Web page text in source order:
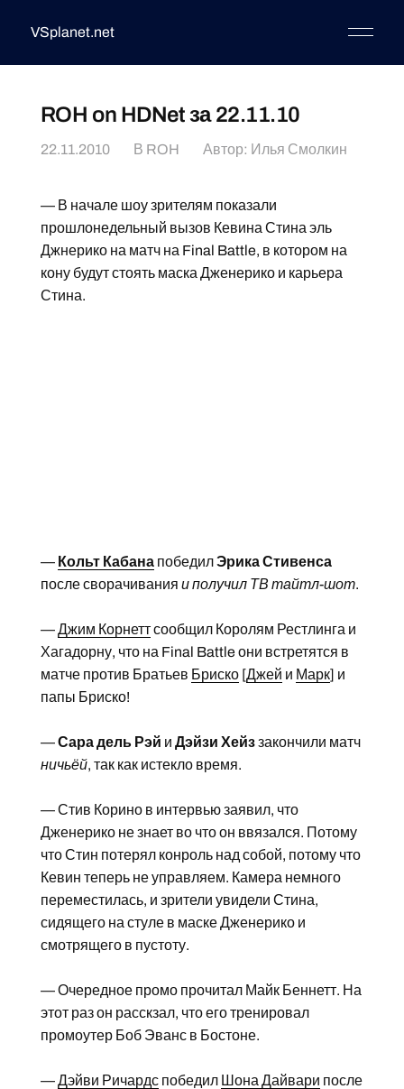
VSplanet.net
ROH on HDNet за 22.11.10
22.11.2010 В ROH Автор: Илья Смолкин
— В начале шоу зрителям показали
прошлонедельный вызов Кевина Стина эль
Джнерико на матч на Final Battle, в котором на
кону будут стоять маска Дженерико и карьера
Стина.
— Кольт КабанапобедилЭрика Стивенса
после сворачивания и получил ТВ тайтл-шот.
—Джим Корнеттсообщил Королям Рестлинга и
Хагадорну, что на Final Battle они встретятся в
матче против Братьев Бриско[Джей и Марк] и
папы Бриско!
—Сара дель Рэй и Дэйзи Хейззакончили матч
ничьёй, так как истекло время.
— Стив Корино в интервью заявил, что
Дженерико не знает во что он ввязался. Потому
что Стин потерял конроль над собой, потому что
Кевин теперь не управляем. Камера немного
переместилась, и зрители увидели Стина,
сидящего на стуле в маске Дженерико и
смотрящего в пустоту.
— Очередное промо прочитал Майк Беннетт. На
этот раз он расскзал, что его тренировал
промоутер Боб Эванс в Бостоне.
—Дэйви Ричардспобедил Шона Дайвари после